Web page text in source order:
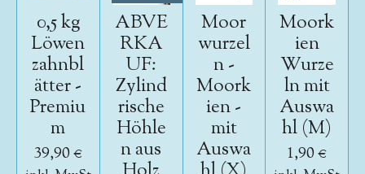
0,5 kg
Löwen
zahnbl
ätter -
Premiu
m
39,90 €
ABVE
RKA
UF:
Zylind
rische
Höhle
n aus
Moor
wurzel
n -
Moork
ien -
mit
Auswa
Moork
ien
Wurze
ln mit
Auswa
hl (M)
1,90 €